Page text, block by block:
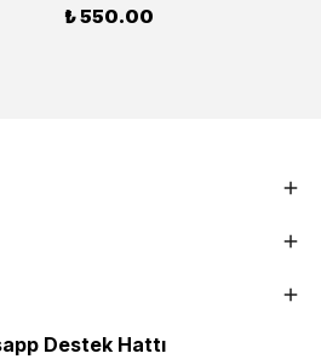
₺ 550.00
Destek Hattı